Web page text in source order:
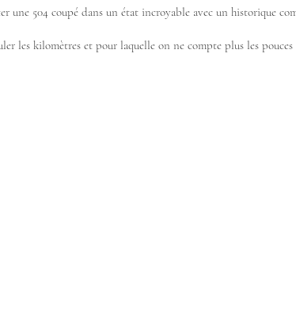
une 504 coupé dans un état incroyable avec un historique
les kilomètres et pour laquelle on ne compte plus les pouces